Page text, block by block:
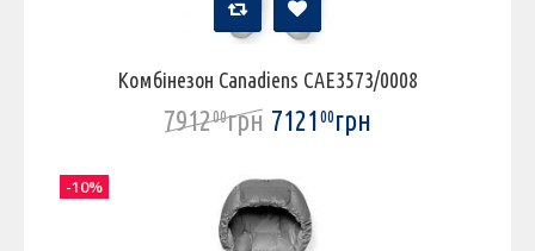
Комбінезон Canadiens CAE3573/0008
791200грн 712100грн
-10%